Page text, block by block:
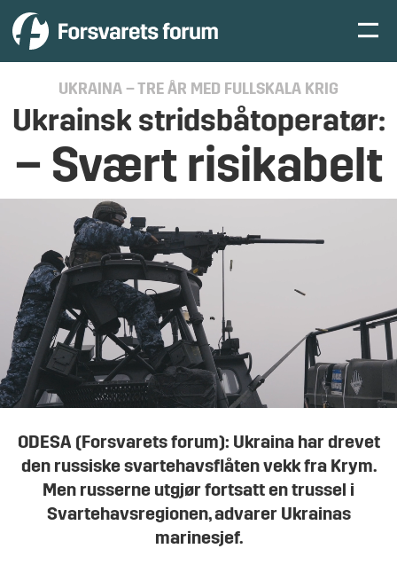
UKRAINA – TRE ÅR MED FULLSKALA KRIG
Ukrainsk stridsbåtoperatør:
– Svært risikabelt
ODESA (Forsvarets forum): Ukraina har drevet
den russiske svartehavsflåten vekk fra Krym.
Men russerne utgjør fortsatt en trussel i
Svartehavsregionen, advarer Ukrainas
marinesjef.